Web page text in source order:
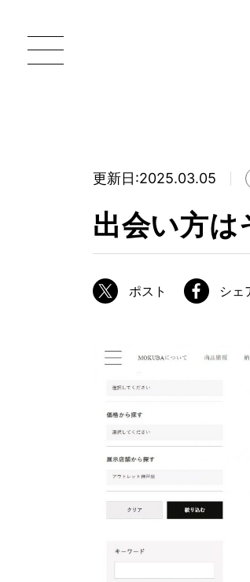
MOKUBA について
製造工程
ATELIER MOKUBAの一枚板テーブル
ATELIER MOKUBAの一枚板×異素材
一枚板用のテーブル脚
更新日:2025.03.05
出会い方は
ポスト シェ